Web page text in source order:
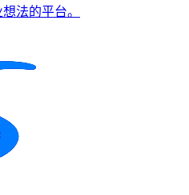
法的平台。